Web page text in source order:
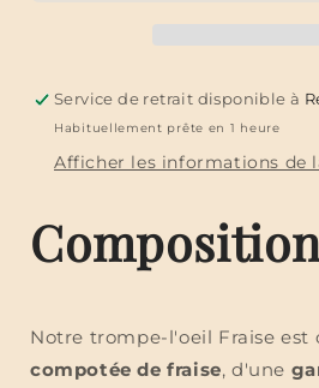
Service de retrait disponible à
Habituellement prête en 1 heure
Afficher les informations de
Notre trompe-l'oeil Fraise est
compotée de fraise, d'une